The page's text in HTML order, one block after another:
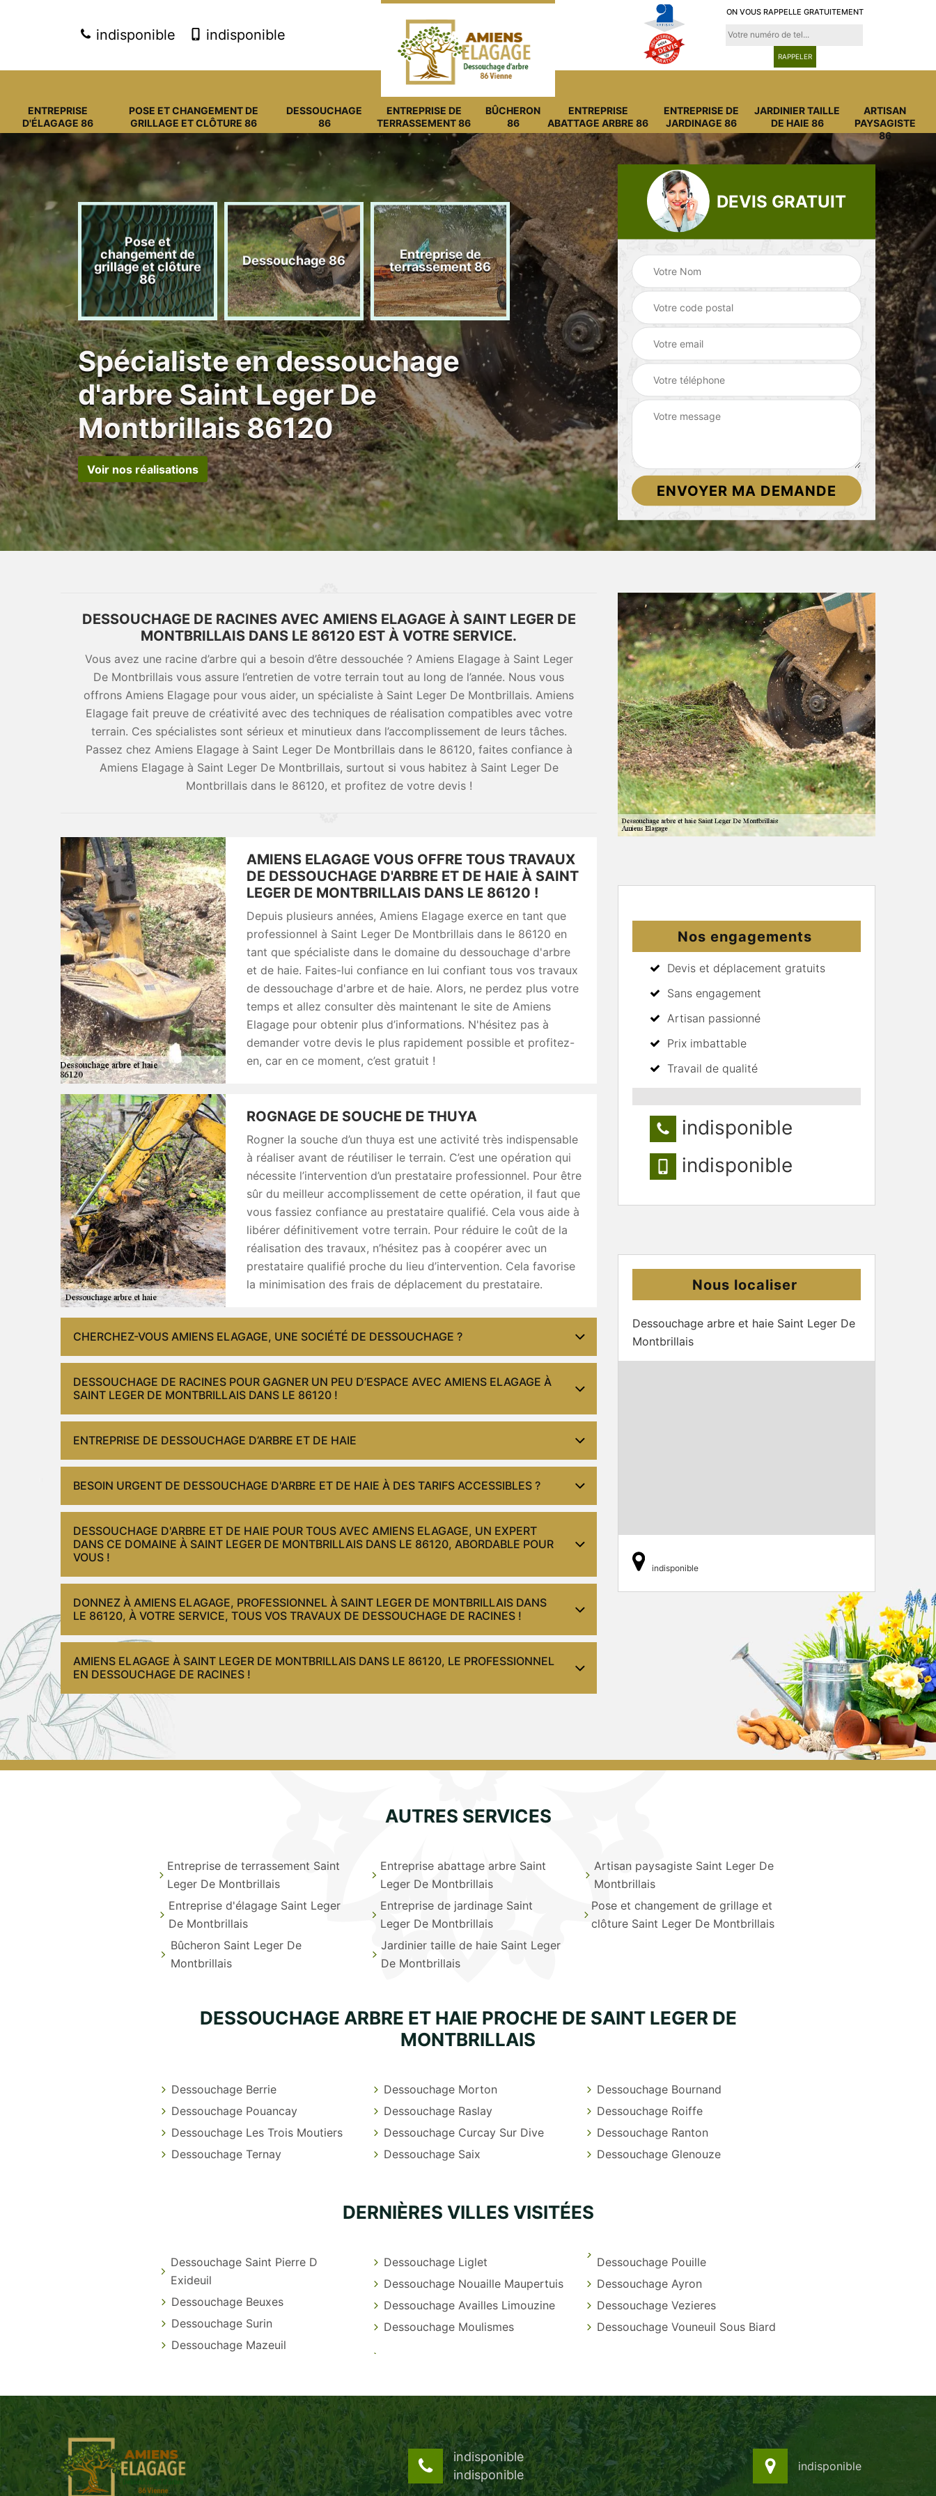
indisponible indisponible
ON VOUS RAPPELLE GRATUITEMENT
ENTREPRISE
D'ÉLAGAGE 86
POSE ET CHANGEMENT DE
GRILLAGE ET CLÔTURE 86
DESSOUCHAGE
86
ENTREPRISE DE
TERRASSEMENT 86
BÛCHERON
86
ENTREPRISE
ABATTAGE ARBRE 86
ENTREPRISE DE
JARDINAGE 86
JARDINIER TAILLE
DE HAIE 86
ARTISAN
PAYSAGISTE
86
86
Pose et
changement de
grillage et clôture
86
Dessouchage 86
Entreprise de
terrassement 86
Bûcheron 86
Entreprise
abattage arbre 86
Entreprise de
jardinage 86
Spécialiste en dessouchage
d'arbre Saint Leger De
Montbrillais 86120
Voir nos réalisations
DEVIS GRATUIT
DESSOUCHAGE DE RACINES AVEC AMIENS ELAGAGE À SAINT LEGER DE
MONTBRILLAIS DANS LE 86120 EST À VOTRE SERVICE.
Vous avez une racine d’arbre qui a besoin d’être dessouchée ? Amiens Elagage à Saint Leger
De Montbrillais vous assure l’entretien de votre terrain tout au long de l’année. Nous vous
offrons Amiens Elagage pour vous aider, un spécialiste à Saint Leger De Montbrillais. Amiens
Elagage fait preuve de créativité avec des techniques de réalisation compatibles avec votre
terrain. Ces spécialistes sont sérieux et minutieux dans l’accomplissement de leurs tâches.
Passez chez Amiens Elagage à Saint Leger De Montbrillais dans le 86120, faites confiance à
Amiens Elagage à Saint Leger De Montbrillais, surtout si vous habitez à Saint Leger De
Montbrillais dans le 86120, et profitez de votre devis !
AMIENS ELAGAGE VOUS OFFRE TOUS TRAVAUX
DE DESSOUCHAGE D'ARBRE ET DE HAIE À SAINT
LEGER DE MONTBRILLAIS DANS LE 86120 !
Depuis plusieurs années, Amiens Elagage exerce en tant que
professionnel à Saint Leger De Montbrillais dans le 86120 en
tant que spécialiste dans le domaine du dessouchage d'arbre
et de haie. Faites-lui confiance en lui confiant tous vos travaux
de dessouchage d'arbre et de haie. Alors, ne perdez plus votre
temps et allez consulter dès maintenant le site de Amiens
Elagage pour obtenir plus d’informations. N'hésitez pas à
demander votre devis le plus rapidement possible et profitez-
en, car en ce moment, c’est gratuit !
ROGNAGE DE SOUCHE DE THUYA
Rogner la souche d’un thuya est une activité très indispensable
à réaliser avant de réutiliser le terrain. C’est une opération qui
nécessite l’intervention d’un prestataire professionnel. Pour être
sûr du meilleur accomplissement de cette opération, il faut que
vous fassiez confiance au prestataire qualifié. Cela vous aide à
libérer définitivement votre terrain. Pour réduire le coût de la
réalisation des travaux, n’hésitez pas à coopérer avec un
prestataire qualifié proche du lieu d’intervention. Cela favorise
la minimisation des frais de déplacement du prestataire.
CHERCHEZ-VOUS AMIENS ELAGAGE, UNE SOCIÉTÉ DE DESSOUCHAGE ?
DESSOUCHAGE DE RACINES POUR GAGNER UN PEU D’ESPACE AVEC AMIENS ELAGAGE À
SAINT LEGER DE MONTBRILLAIS DANS LE 86120 !
ENTREPRISE DE DESSOUCHAGE D’ARBRE ET DE HAIE
BESOIN URGENT DE DESSOUCHAGE D'ARBRE ET DE HAIE À DES TARIFS ACCESSIBLES ?
DESSOUCHAGE D'ARBRE ET DE HAIE POUR TOUS AVEC AMIENS ELAGAGE, UN EXPERT
DANS CE DOMAINE À SAINT LEGER DE MONTBRILLAIS DANS LE 86120, ABORDABLE POUR
VOUS !
DONNEZ À AMIENS ELAGAGE, PROFESSIONNEL À SAINT LEGER DE MONTBRILLAIS DANS
LE 86120, À VOTRE SERVICE, TOUS VOS TRAVAUX DE DESSOUCHAGE DE RACINES !
AMIENS ELAGAGE À SAINT LEGER DE MONTBRILLAIS DANS LE 86120, LE PROFESSIONNEL
EN DESSOUCHAGE DE RACINES !
Nos engagements
Devis et déplacement gratuits
Sans engagement
Artisan passionné
Prix imbattable
Travail de qualité
indisponible
indisponible
Nous localiser
Dessouchage arbre et haie Saint Leger De
Montbrillais
indisponible
AUTRES SERVICES
Entreprise de terrassement Saint
Leger De Montbrillais
Entreprise d'élagage Saint Leger
De Montbrillais
Bûcheron Saint Leger De
Montbrillais
Entreprise abattage arbre Saint
Leger De Montbrillais
Entreprise de jardinage Saint
Leger De Montbrillais
Jardinier taille de haie Saint Leger
De Montbrillais
Artisan paysagiste Saint Leger De
Montbrillais
Pose et changement de grillage et
clôture Saint Leger De Montbrillais
DESSOUCHAGE ARBRE ET HAIE PROCHE DE SAINT LEGER DE
MONTBRILLAIS
Dessouchage Berrie
Dessouchage Pouancay
Dessouchage Les Trois Moutiers
Dessouchage Ternay
Dessouchage Morton
Dessouchage Raslay
Dessouchage Curcay Sur Dive
Dessouchage Saix
Dessouchage Bournand
Dessouchage Roiffe
Dessouchage Ranton
Dessouchage Glenouze
DERNIÈRES VILLES VISITÉES
Dessouchage Saint Pierre D
Exideuil
Dessouchage Beuxes
Dessouchage Surin
Dessouchage Mazeuil
Dessouchage Liglet
Dessouchage Nouaille Maupertuis
Dessouchage Availles Limouzine
Dessouchage Moulismes
Dessouchage Pouille
Dessouchage Ayron
Dessouchage Vezieres
Dessouchage Vouneuil Sous Biard
indisponible
indisponible
indisponible